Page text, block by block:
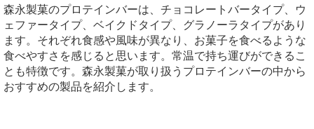
森永製菓のプロテインバーは、チョコレートバータイプ、ウ
ェファータイプ、ベイクドタイプ、グラノーラタイプがあり
ます。それぞれ食感や風味が異なり、お菓子を食べるような
食べやすさを感じると思います。常温で持ち運びができるこ
とも特徴です。森永製菓が取り扱うプロテインバーの中から
おすすめの製品を紹介します。